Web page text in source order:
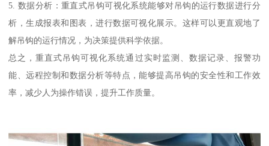
5. 数据分析：重直式吊钩可视化系统能够对吊钩的运行数据进行分
析，生成报表和图表，进行数据可视化展示。这样可以更直观地了
解吊钩的运行情况，为决策提供科学依据。
总之，重直式吊钩可视化系统通过实时监测、数据记录、报警功
能、远程控制和数据分析等特点，能够提高吊钩的安全性和工作效
率，减少人为操作错误，提升工作质量。